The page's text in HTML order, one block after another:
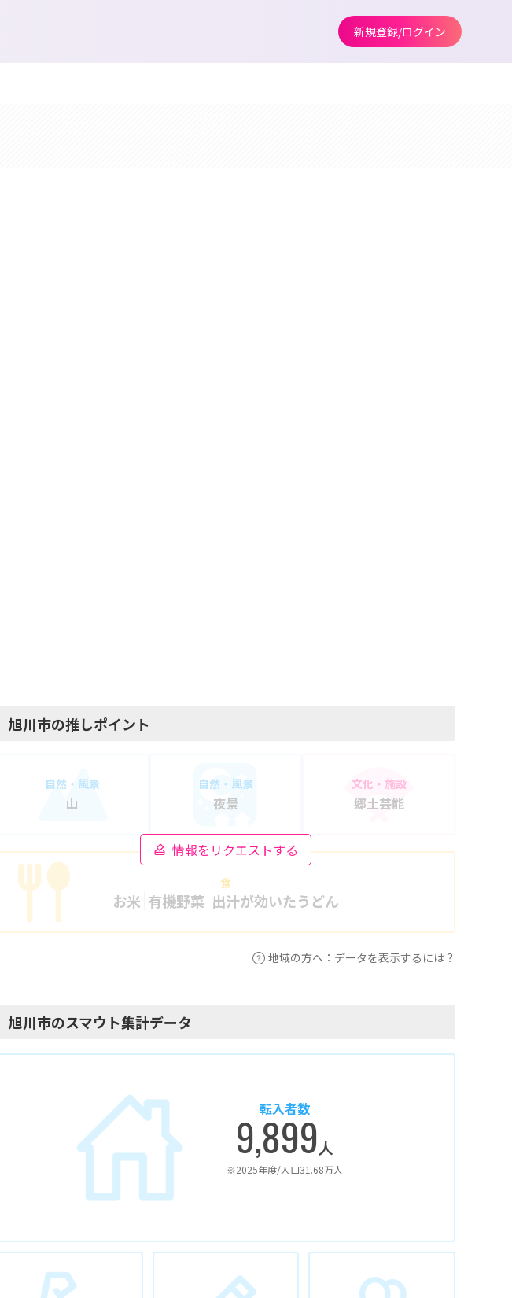
新規登録/ログイン
旭川市の推しポイント
情報をリクエストする
自然・風景
山
自然・風景
夜景
文化・施設
郷土芸能
食
お米 有機野菜 出汁が効いたうどん
地域の方へ：データを表示するには？
旭川市のスマウト集計データ
転入者数
9,899人
※2025年度/人口31.68万人